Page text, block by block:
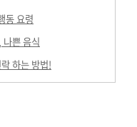
동 요령
나쁜 음식
하는 방법!